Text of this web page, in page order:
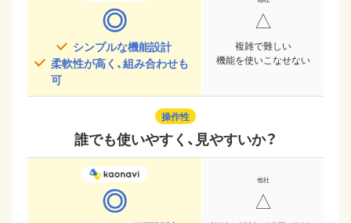
◎
シンプルな機能設計
柔軟性が高く、組み合わせも
可
△
複雑で難しい
機能を使いこなせない
操作性
誰でも使いやすく、見やすいか？
◎ △